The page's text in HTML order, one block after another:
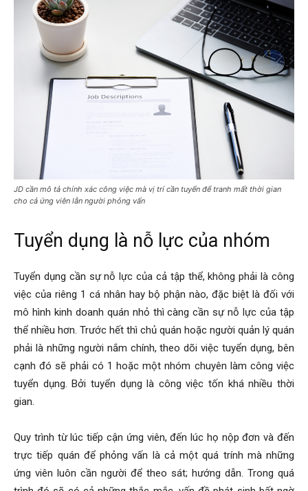
JD cần mô tả chính xác công việc mà vị trí cần tuyển để tranh mất thời gian
cho cả ứng viên lẫn người phỏng vấn
Tuyển dụng là nỗ lực của nhóm
Tuyển dụng cần sự nỗ lực của cả tập thể, không phải là công
việc của riêng 1 cá nhân hay bộ phận nào, đặc biệt là đối với
mô hình kinh doanh quán nhỏ thì càng cần sự nỗ lực của tập
thể nhiều hơn. Trước hết thì chủ quán hoặc người quản lý quán
phải là những người nắm chính, theo dõi việc tuyển dụng, bên
cạnh đó sẽ phải có 1 hoặc một nhóm chuyên làm công việc
tuyển dụng. Bởi tuyển dụng là công việc tốn khá nhiều thời
gian.
Quy trình từ lúc tiếp cận ứng viên, đến lúc họ nộp đơn và đến
trực tiếp quán để phỏng vấn là cả một quá trính mà những
ứng viên luôn cần người để theo sát; hướng dẫn. Trong quá